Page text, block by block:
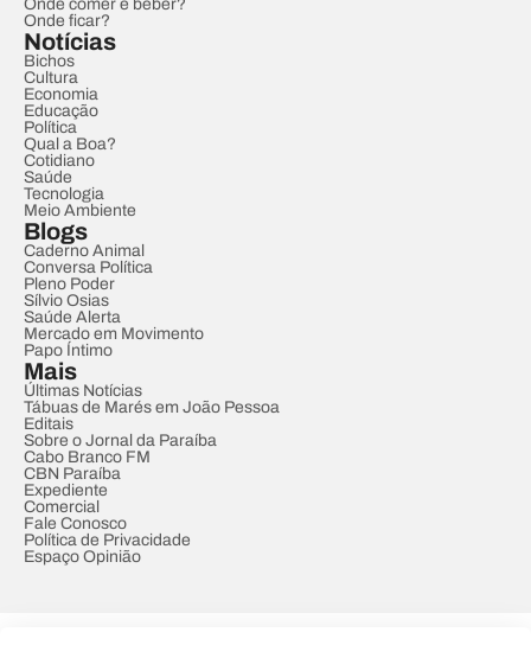
Onde comer e beber?
Onde ficar?
Notícias
Bichos
Cultura
Economia
Educação
Política
Qual a Boa?
Cotidiano
Saúde
Tecnologia
Meio Ambiente
Blogs
Caderno Animal
Conversa Política
Pleno Poder
Sílvio Osias
Saúde Alerta
Mercado em Movimento
Papo Íntimo
Mais
Últimas Notícias
Tábuas de Marés em João Pessoa
Editais
Sobre o Jornal da Paraíba
Cabo Branco FM
CBN Paraíba
Expediente
Comercial
Fale Conosco
Política de Privacidade
Espaço Opinião